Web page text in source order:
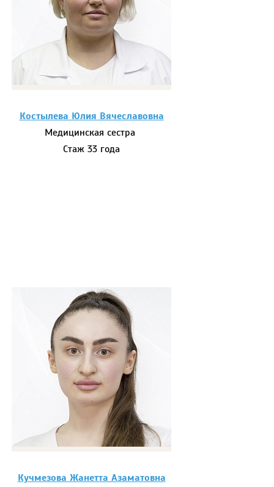
Костылева Юлия Вячеславовна
Медицинская сестра
Стаж 33 года
Кучмезова Жанетта Азаматовна